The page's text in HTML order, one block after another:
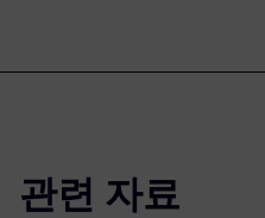
관련 자료